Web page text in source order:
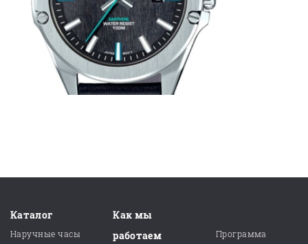
Каталог
Наручные часы
Как мы
работаем
Программа